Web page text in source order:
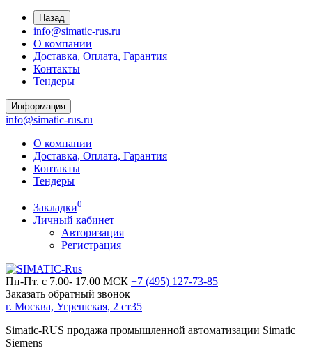
Назад
info@simatic-rus.ru
О компании
Доставка, Оплата, Гарантия
Контакты
Тендеры
Информация
info@simatic-rus.ru
О компании
Доставка, Оплата, Гарантия
Контакты
Тендеры
Закладки0
Личный кабинет
Авторизация
Регистрация
Пн-Пт. с 7.00- 17.00 МСК +7 (495) 127-73-85
Заказать обратный звонок
г. Москва, Угрешская, 2 ст35
Simatic-RUS продажа промышленной автоматизации Simatic
Siemens